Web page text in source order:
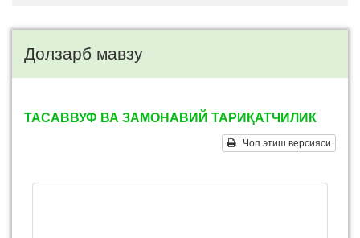
Долзарб мавзу
ТАСАВВУФ ВА ЗАМОНАВИЙ ТАРИҚАТЧИЛИК
Чоп этиш версияси